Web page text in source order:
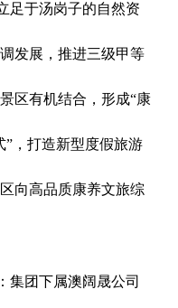
足于汤岗子的自然资
发展，推进三级甲等
区有机结合，形成“康
”，打造新型度假旅游
向高品质康养文旅综
集团下属澳阔晟公司